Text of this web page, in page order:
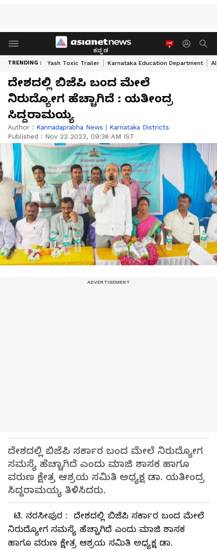
ಕನ್ನಡ
TRENDING : Yash Toxic Trailer Karnataka Education Department
ದೇಶದಲ್ಲಿ ಬಿಜೆಪಿ ಬಂದ ಮೇಲೆ
ನಿರುದ್ಯೋಗ ಹೆಚ್ಚಾಗಿದೆ : ಯತೀಂದ್ರ
ಸಿದ್ದರಾಮಯ್ಯ
Author : Kannadaprabha News | Karnataka Districts
Published : Nov 22 2023, 09:36 AM IST
ದೇಶದಲ್ಲಿ ಬಿಜೆಪಿ ಸರ್ಕಾರ ಬಂದ ಮೇಲೆ ನಿರುದ್ಯೋಗ
ಸಮಸ್ಯೆ ಹೆಚ್ಚಾಗಿದೆ ಎಂದು ಮಾಜಿ ಶಾಸಕ ಹಾಗೂ
ವರುಣ ಕ್ಷೇತ್ರ ಆಶ್ರಯ ಸಮಿತಿ ಅಧ್ಯಕ್ಷ ಡಾ. ಯತೀಂದ್ರ
ಸಿದ್ದರಾಮಯ್ಯ ತಿಳಿಸಿದರು.
ಟಿ. ನರಸೀಪುರ : ದೇಶದಲ್ಲಿ ಬಿಜೆಪಿ ಸರ್ಕಾರ ಬಂದ ಮೇಲೆ
ನಿರುದ್ಯೋಗ ಸಮಸ್ಯೆ ಹೆಚ್ಚಾಗಿದೆ ಎಂದು ಮಾಜಿ ಶಾಸಕ
ಹಾಗೂ ವರುಣ ಕ್ಷೇತ್ರ ಆಶ್ರಯ ಸಮಿತಿ ಅಧ್ಯಕ್ಷ ಡಾ.